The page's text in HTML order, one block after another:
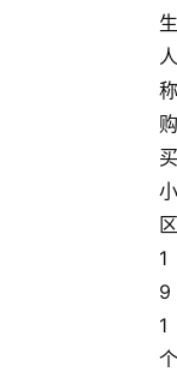
生
人
称
购
买
小
区
1
9
1
个